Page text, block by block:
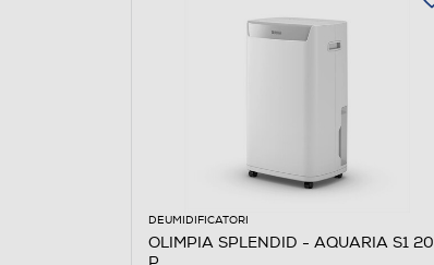
DEUMIDIFICATORI
OLIMPIA SPLENDID - AQUARIA S1 20